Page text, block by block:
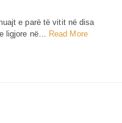
e parë të vitit në disa
ligjore në… Read More